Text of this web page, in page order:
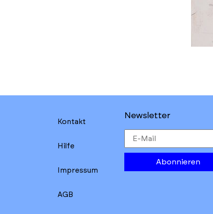
Kontakt
Hilfe
Impressum
AGB
Newsletter
Abonnieren